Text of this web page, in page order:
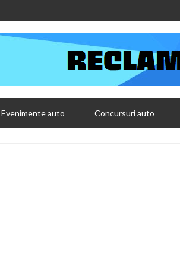
Evenimente auto Concursuri auto